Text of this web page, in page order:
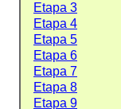
Etapa 3
Etapa 4
Etapa 5
Etapa 6
Etapa 7
Etapa 8
Etapa 9